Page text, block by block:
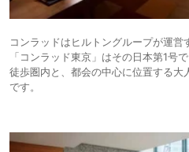
コンラッドはヒルトングループが運営
「コンラッド東京」はその日本第1号
徒歩圏内と、都会の中心に位置する
です。